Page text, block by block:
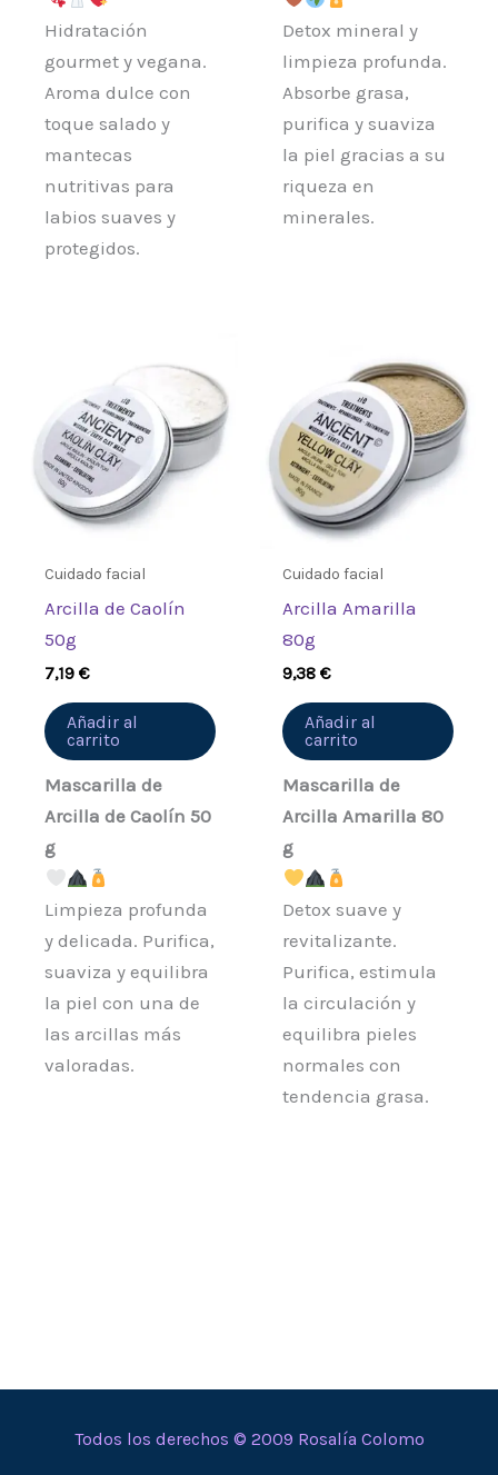
Hidratación
gourmet y vegana.
Aroma dulce con
toque salado y
mantecas
nutritivas para
labios suaves y
protegidos.
Detox mineral y
limpieza profunda.
Absorbe grasa,
purifica y suaviza
la piel gracias a su
riqueza en
minerales.
Cuidado facial
Arcilla de Caolín
50g
7,19€
Añadir al
carrito
Mascarilla de
Arcilla de Caolín 50
g
Limpieza profunda
y delicada. Purifica,
suaviza y equilibra
la piel con una de
las arcillas más
valoradas.
Cuidado facial
Arcilla Amarilla
80g
9,38€
Añadir al
carrito
Mascarilla de
Arcilla Amarilla 80
g
Detox suave y
revitalizante.
Purifica, estimula
la circulación y
equilibra pieles
normales con
tendencia grasa.
Todos los derechos © 2009 Rosalía Colomo